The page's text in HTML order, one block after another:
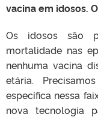
vacina em idosos.
Os idosos são
mortalidade nas
nenhuma vacina
etária.
específica nessa
nova tecnologia